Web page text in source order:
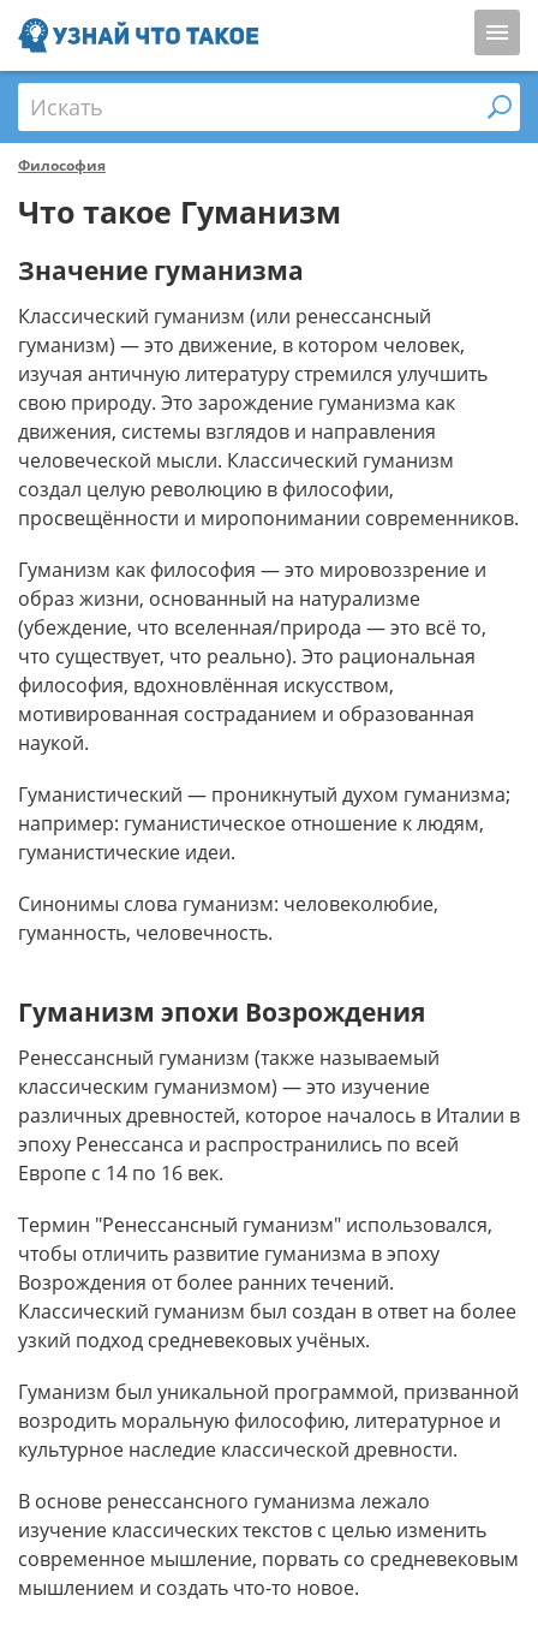
Искать
Философия
Что такое Гуманизм
Значение гуманизма
Классический гуманизм (или ренессансный
гуманизм) — это движение, в котором человек,
изучая античную литературу стремился улучшить
свою природу. Это зарождение гуманизма как
движения, системы взглядов и направления
человеческой мысли. Классический гуманизм
создал целую революцию в философии,
просвещённости и миропонимании современников.
Гуманизм как философия — это мировоззрение и
образ жизни, основанный на натурализме
(убеждение, что вселенная/природа — это всё то,
что существует, что реально). Это рациональная
философия, вдохновлённая искусством,
мотивированная состраданием и образованная
наукой.
Гуманистический — проникнутый духом гуманизма;
например: гуманистическое отношение к людям,
гуманистические идеи.
Синонимы слова гуманизм: человеколюбие,
гуманность, человечность.
Гуманизм эпохи Возрождения
Ренессансный гуманизм (также называемый
классическим гуманизмом) — это изучение
различных древностей, которое началось в Италии в
эпоху Ренессанса и распространились по всей
Европе с 14 по 16 век.
Термин "Ренессансный гуманизм" использовался,
чтобы отличить развитие гуманизма в эпоху
Возрождения от более ранних течений.
Классический гуманизм был создан в ответ на более
узкий подход средневековых учёных.
Гуманизм был уникальной программой, призванной
возродить моральную философию, литературное и
культурное наследие классической древности.
В основе ренессансного гуманизма лежало
изучение классических текстов с целью изменить
современное мышление, порвать со средневековым
мышлением и создать что-то новое.